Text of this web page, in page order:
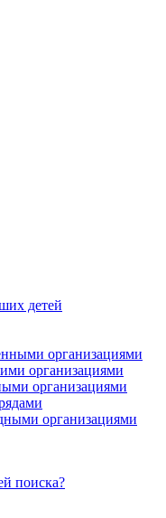
детей
организациями
организациями
организациями
организациями
поиска?